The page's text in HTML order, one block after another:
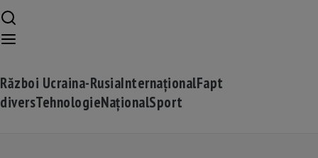
Război Ucraina-RusiaInternaționalFapt
diversTehnologieNaționalSport